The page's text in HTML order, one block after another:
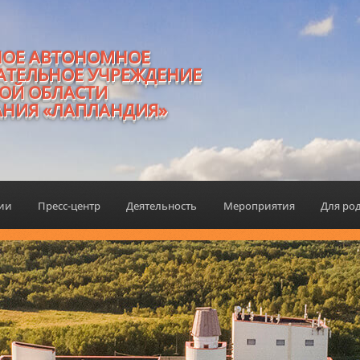
АВТОНОМНОЕ
УЧРЕЖДЕНИЕ
ОБЛАСТИ
«ЛАПЛАНДИЯ»
Пресс-центр Деятельность Мероприятия Для